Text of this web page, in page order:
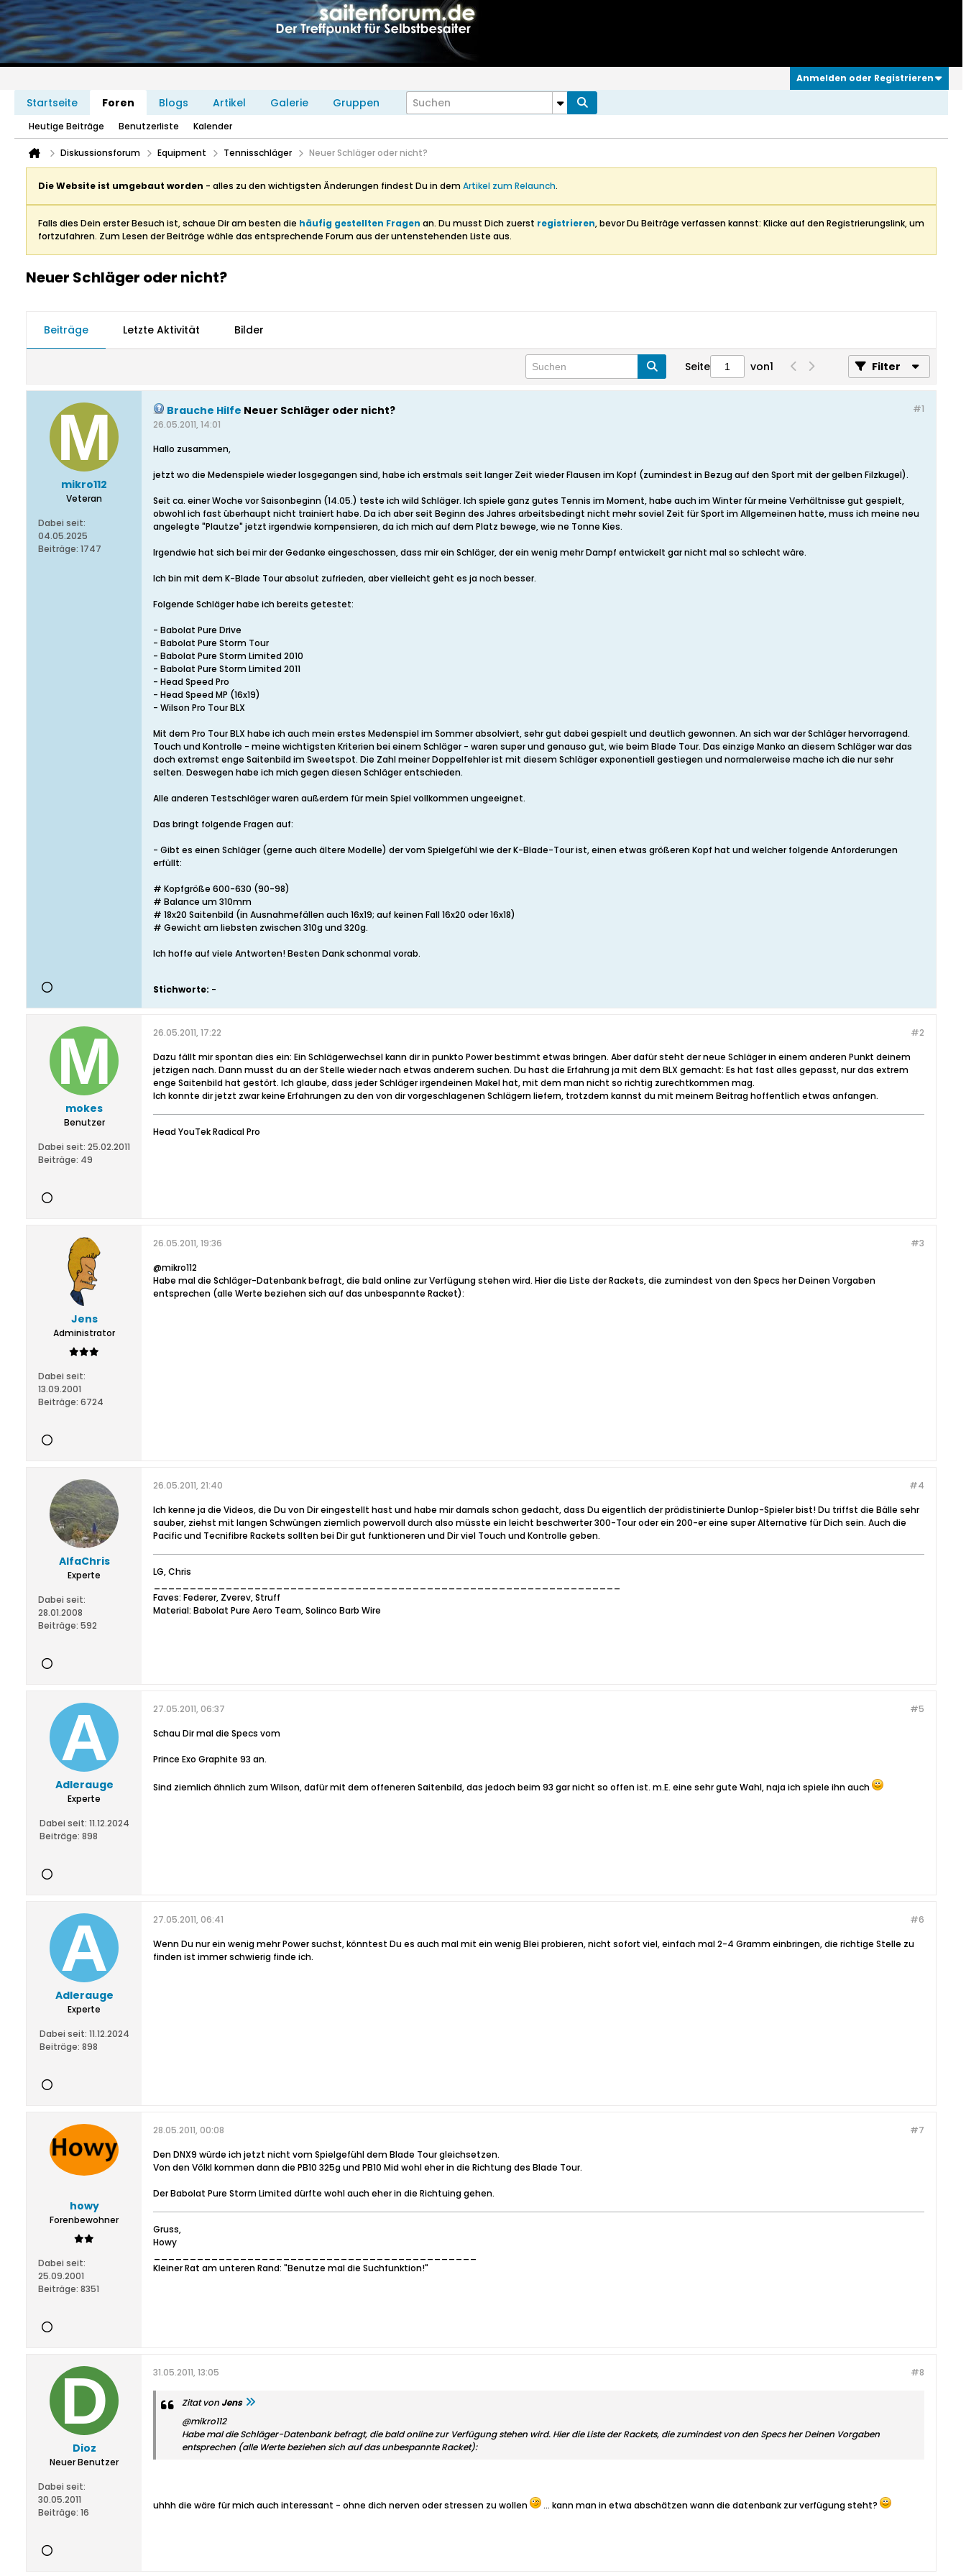
Anmelden oder Registrieren
Startseite Foren Blogs Artikel Galerie Gruppen
Heutige Beiträge Benutzerliste Kalender
Diskussionsforum Equipment Tennisschläger Neuer Schläger oder nicht?
Die Website ist umgebaut worden - alles zu den wichtigsten Änderungen findest Du in demArtikel zum Relaunch.
Falls dies Dein erster Besuch ist, schaue Dir am besten die häufig gestellten Fragen an. Du musst Dich zuerst registrieren, bevor Du Beiträge verfassen kannst: Klicke auf den Registrierungslink, um
fortzufahren. Zum Lesen der Beiträge wähle das entsprechende Forum aus der untenstehenden Liste aus.
Neuer Schläger oder nicht?
Beiträge Letzte Aktivität Bilder
Seite von1 Filter
mikro112
Veteran
Dabei seit:
04.05.2025
Beiträge: 1747
#1
Brauche Hilfe Neuer Schläger oder nicht?
26.05.2011, 14:01
Hallo zusammen,
jetzt wo die Medenspiele wieder losgegangen sind, habe ich erstmals seit langer Zeit wieder Flausen im Kopf (zumindest in Bezug auf den Sport mit der gelben Filzkugel).
Seit ca. einer Woche vor Saisonbeginn (14.05.) teste ich wild Schläger. Ich spiele ganz gutes Tennis im Moment, habe auch im Winter für meine Verhältnisse gut gespielt,
obwohl ich fast überhaupt nicht trainiert habe. Da ich aber seit Beginn des Jahres arbeitsbedingt nicht mehr soviel Zeit für Sport im Allgemeinen hatte, muss ich meine neu
angelegte "Plautze" jetzt irgendwie kompensieren, da ich mich auf dem Platz bewege, wie ne Tonne Kies.
Irgendwie hat sich bei mir der Gedanke eingeschossen, dass mir ein Schläger, der ein wenig mehr Dampf entwickelt gar nicht mal so schlecht wäre.
Ich bin mit dem K-Blade Tour absolut zufrieden, aber vielleicht geht es ja noch besser.
Folgende Schläger habe ich bereits getestet:
- Babolat Pure Drive
- Babolat Pure Storm Tour
- Babolat Pure Storm Limited 2010
- Babolat Pure Storm Limited 2011
- Head Speed Pro
- Head Speed MP (16x19)
- Wilson Pro Tour BLX
Mit dem Pro Tour BLX habe ich auch mein erstes Medenspiel im Sommer absolviert, sehr gut dabei gespielt und deutlich gewonnen. An sich war der Schläger hervorragend.
Touch und Kontrolle - meine wichtigsten Kriterien bei einem Schläger - waren super und genauso gut, wie beim Blade Tour. Das einzige Manko an diesem Schläger war das
doch extremst enge Saitenbild im Sweetspot. Die Zahl meiner Doppelfehler ist mit diesem Schläger exponentiell gestiegen und normalerweise mache ich die nur sehr
selten. Deswegen habe ich mich gegen diesen Schläger entschieden.
Alle anderen Testschläger waren außerdem für mein Spiel vollkommen ungeeignet.
Das bringt folgende Fragen auf:
- Gibt es einen Schläger (gerne auch ältere Modelle) der vom Spielgefühl wie der K-Blade-Tour ist, einen etwas größeren Kopf hat und welcher folgende Anforderungen
erfüllt:
# Kopfgröße 600-630 (90-98)
# Balance um 310mm
# 18x20 Saitenbild (in Ausnahmefällen auch 16x19; auf keinen Fall 16x20 oder 16x18)
# Gewicht am liebsten zwischen 310g und 320g.
Ich hoffe auf viele Antworten! Besten Dank schonmal vorab.
Stichworte: -
mokes
Benutzer
Dabei seit: 25.02.2011
Beiträge: 49
#2
26.05.2011, 17:22
Dazu fällt mir spontan dies ein: Ein Schlägerwechsel kann dir in punkto Power bestimmt etwas bringen. Aber dafür steht der neue Schläger in einem anderen Punkt deinem
jetzigen nach. Dann musst du an der Stelle wieder nach etwas anderem suchen. Du hast die Erfahrung ja mit dem BLX gemacht: Es hat fast alles gepasst, nur das extrem
enge Saitenbild hat gestört. Ich glaube, dass jeder Schläger irgendeinen Makel hat, mit dem man nicht so richtig zurechtkommen mag.
Ich konnte dir jetzt zwar keine Erfahrungen zu den von dir vorgeschlagenen Schlägern liefern, trotzdem kannst du mit meinem Beitrag hoffentlich etwas anfangen.
Head YouTek Radical Pro
Jens
Administrator
Dabei seit:
13.09.2001
Beiträge: 6724
#3
26.05.2011, 19:36
@mikro112
Habe mal die Schläger-Datenbank befragt, die bald online zur Verfügung stehen wird. Hier die Liste der Rackets, die zumindest von den Specs her Deinen Vorgaben
entsprechen (alle Werte beziehen sich auf das unbespannte Racket):
AlfaChris
Experte
Dabei seit:
28.01.2008
Beiträge: 592
#4
26.05.2011, 21:40
Ich kenne ja die Videos, die Du von Dir eingestellt hast und habe mir damals schon gedacht, dass Du eigentlich der prädistinierte Dunlop-Spieler bist! Du triffst die Bälle sehr
sauber, ziehst mit langen Schwüngen ziemlich powervoll durch also müsste ein leicht beschwerter 300-Tour oder ein 200-er eine super Alternative für Dich sein. Auch die
Pacific und Tecnifibre Rackets sollten bei Dir gut funktioneren und Dir viel Touch und Kontrolle geben.
LG, Chris
Faves: Federer, Zverev, Struff
Material: Babolat Pure Aero Team, Solinco Barb Wire
Adlerauge
Experte
Dabei seit: 11.12.2024
Beiträge: 898
#5
27.05.2011, 06:37
Schau Dir mal die Specs vom
Prince Exo Graphite 93 an.
Sind ziemlich ähnlich zum Wilson, dafür mit dem offeneren Saitenbild, das jedoch beim 93 gar nicht so offen ist. m.E. eine sehr gute Wahl, naja ich spiele ihn auch
Adlerauge
Experte
Dabei seit: 11.12.2024
Beiträge: 898
#6
27.05.2011, 06:41
Wenn Du nur ein wenig mehr Power suchst, könntest Du es auch mal mit ein wenig Blei probieren, nicht sofort viel, einfach mal 2-4 Gramm einbringen, die richtige Stelle zu
finden ist immer schwierig finde ich.
howy
Forenbewohner
Dabei seit:
25.09.2001
Beiträge: 8351
#7
28.05.2011, 00:08
Den DNX9 würde ich jetzt nicht vom Spielgefühl dem Blade Tour gleichsetzen.
Von den Völkl kommen dann die PB10 325g und PB10 Mid wohl eher in die Richtung des Blade Tour.
Der Babolat Pure Storm Limited dürfte wohl auch eher in die Richtuing gehen.
Gruss,
Howy
Kleiner Rat am unteren Rand: "Benutze mal die Suchfunktion!"
Dioz
Neuer Benutzer
Dabei seit:
30.05.2011
Beiträge: 16
#8
31.05.2011, 13:05
Zitat von Jens
@mikro112
Habe mal die Schläger-Datenbank befragt, die bald online zur Verfügung stehen wird. Hier die Liste der Rackets, die zumindest von den Specs her Deinen Vorgaben
entsprechen (alle Werte beziehen sich auf das unbespannte Racket):
uhhh die wäre für mich auch interessant - ohne dich nerven oder stressen zu wollen ... kann man in etwa abschätzen wann die datenbank zur verfügung steht?